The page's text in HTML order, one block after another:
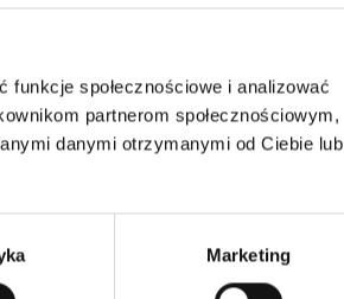
społecznościowe i analizować
partnerom społecznościowym,
danymi otrzymanymi od Ciebie lub
Marketing
sporządzenia oraz
danych osobowych
a w tym ich